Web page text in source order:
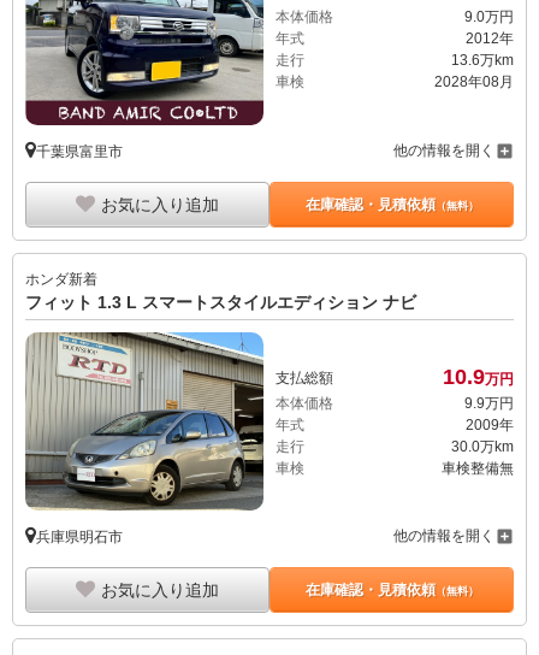
本体価格
9.0万円
年式
2012年
走行
13.6万km
車検
2028年08月
千葉県富里市 他の情報を開く
お気に入り追加 在庫確認・見積依頼（無料）
ホンダ新着
フィット 1.3 L スマートスタイルエディション ナビ
支払総額 10.9万円
本体価格
9. 9万円
年式
2009年
走行
30.0万km
車検
車検整備無
兵庫県明石市 他の情報を開く
お気に入り追加 在庫確認・見積依頼（無料）